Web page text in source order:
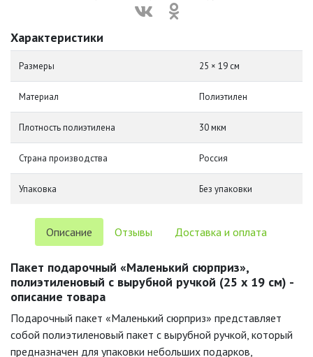
Характеристики
Размеры 25 × 19 см
Материал Полиэтилен
Плотность полиэтилена 30 мкм
Страна производства Россия
Упаковка Без упаковки
Описание Отзывы Доставка и оплата
Пакет подарочный «Маленький сюрприз»,
полиэтиленовый с вырубной ручкой (25 х 19 см) -
описание товара
Подарочный пакет «Маленький сюрприз» представляет
собой полиэтиленовый пакет с вырубной ручкой, который
предназначен для упаковки небольших подарков,